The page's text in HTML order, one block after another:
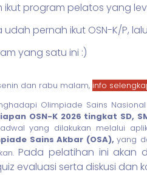
program pelatos yang
pernah ikut OSN-K/P,
yang satu ini :)
dan rabu malam, info
Olimpiade Sains
OSN-K 2026 tingkat SD,
yang dilakukan melalui
Sains Akbar (OSA),yang
Pada pelatihan ini akan
evaluasi serta diskusi dan